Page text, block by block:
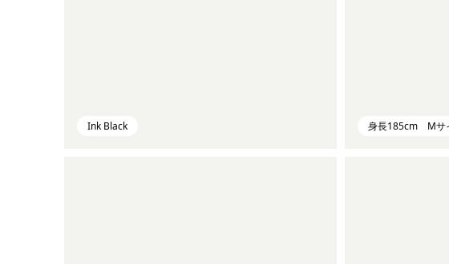
Ink Black 身長185cm Mサ